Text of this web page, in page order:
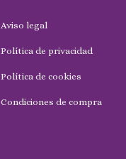
Aviso legal
Política de privacidad
Política de cookies
Condiciones de compra